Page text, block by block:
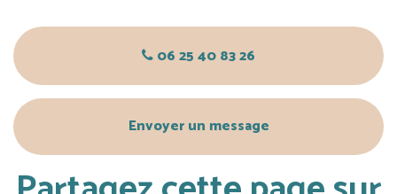
06 25 40 83 26
Envoyer un message